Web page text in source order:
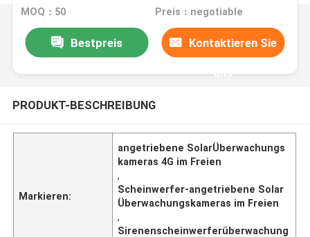
MOQ：50 Preis：negotiable
Bestpreis Kontaktieren Sie
uns
PRODUKT-BESCHREIBUNG
Markieren:
angetriebene SolarÜberwachungs
kameras 4G im Freien
,
Scheinwerfer-angetriebene Solar
Überwachungskameras im Freien
,
Sirenenscheinwerferüberwachung